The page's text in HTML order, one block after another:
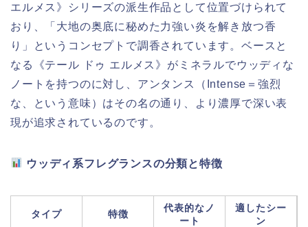
エルメス》シリーズの派生作品として位置づけられて
おり、「大地の奥底に秘めた力強い炎を解き放つ香
り」というコンセプトで調香されています。ベースと
なる《テール ドゥ エルメス》がミネラルでウッディな
ノートを持つのに対し、アンタンス（Intense＝強烈
な、という意味）はその名の通り、より濃厚で深い表
現が追求されているのです。
ウッディ系フレグランスの分類と特徴
タイプ 特徴
代表的なノ
ート
適したシー
ン